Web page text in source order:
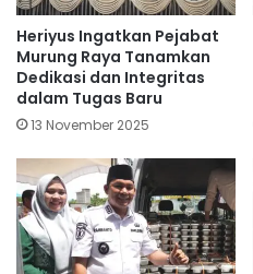
Heriyus Ingatkan Pejabat
Murung Raya Tanamkan
Dedikasi dan Integritas
dalam Tugas Baru
13 November 2025